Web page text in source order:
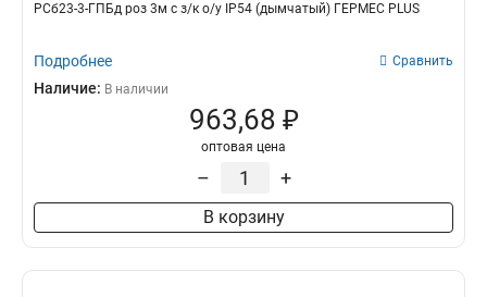
РСб23-3-ГПБд роз 3м с з/к о/у IP54 (дымчатый) ГЕРМЕС PLUS
Подробнее Сравнить
Наличие: В наличии
963,68 ₽
оптовая цена
– +
В корзину